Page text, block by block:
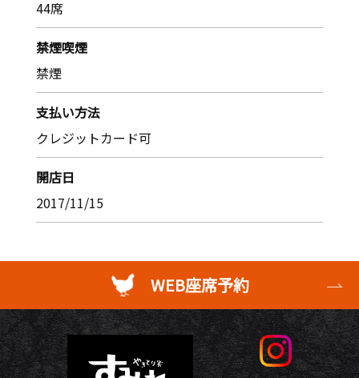
44席
禁煙喫煙
禁煙
支払い方法
クレジットカード可
開店日
2017/11/15
WEB座席予約